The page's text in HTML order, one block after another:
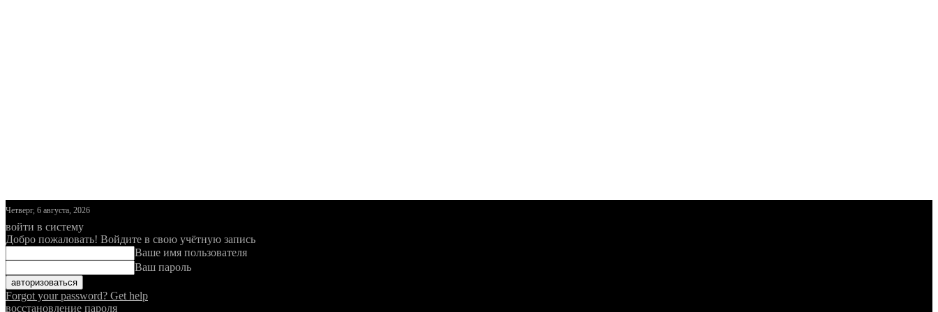
Четверг, 6 августа, 2026
войти в систему
Добро пожаловать! Войдите в свою учётную запись
Ваше имя пользователя
Ваш пароль
Forgot your password? Get help
восстановление пароля